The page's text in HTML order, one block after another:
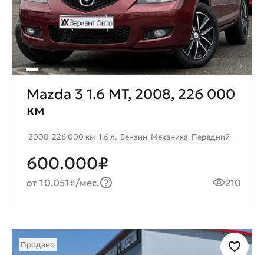
Mazda 3 1.6 MT, 2008, 226 000
км
2008 226 000 км 1.6 л. Бензин Механика Передний
600.000₽
от 10.051₽/мес. 210
Продано